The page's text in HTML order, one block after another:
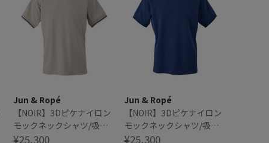
Jun & Ropé
【NOIR】3Dピケナイロン
モックネックシャツ/吸水
速乾・接触冷感
¥25,300
Jun & Ropé
【NOIR】3Dピケナイロン
モックネックシャツ/吸水
速乾・接触冷感
¥25,300